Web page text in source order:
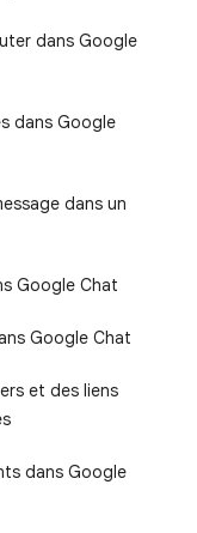
dans Google
dans Google
dans un
Google Chat
Google Chat
et des liens
dans Google